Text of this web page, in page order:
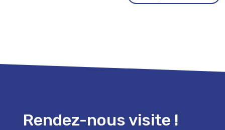
Rendez-nous visite !